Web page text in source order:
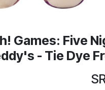
Games: Five
- Tie Dye